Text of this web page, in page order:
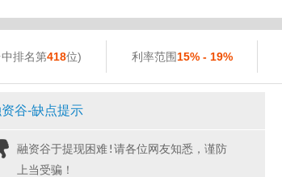
排名第418位) 利率范围15% - 19%
谷-缺点提示
融资谷于提现困难!请各位网友知悉，谨防
上当受骗！